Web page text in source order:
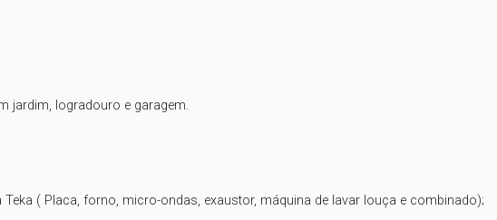
jardim, logradouro e garagem.
( Placa, forno, micro-ondas, exaustor, máquina de lavar louça e combinado);